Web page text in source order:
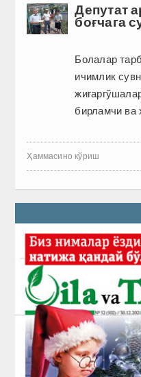
Депутат
боғчага
Болалар
ичимлик
бирламчи ва
Ҳаммасино кўриш